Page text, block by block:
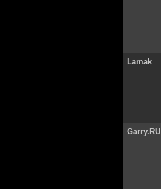
Lamak
Garry.RU